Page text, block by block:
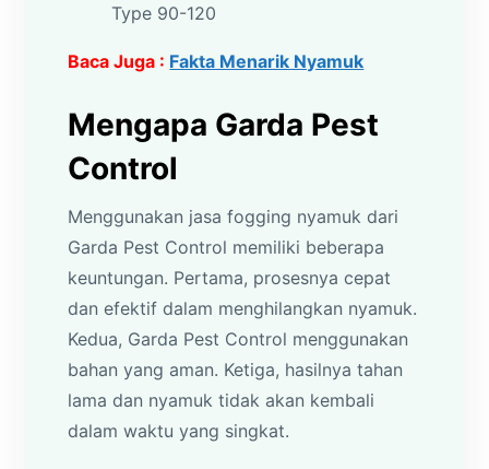
Type 90-120
Baca Juga : Fakta Menarik Nyamuk
Mengapa Garda Pest
Control
Menggunakan jasa fogging nyamuk dari
Garda Pest Control memiliki beberapa
keuntungan. Pertama, prosesnya cepat
dan efektif dalam menghilangkan nyamuk.
Kedua, Garda Pest Control menggunakan
bahan yang aman. Ketiga, hasilnya tahan
lama dan nyamuk tidak akan kembali
dalam waktu yang singkat.